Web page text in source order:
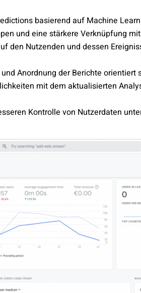
basierend auf Machine
und eine stärkere Verknüpfung
den Nutzenden und dessen
Anordnung der Berichte orientiert
mit dem aktualisierten
Kontrolle von Nutzerdaten